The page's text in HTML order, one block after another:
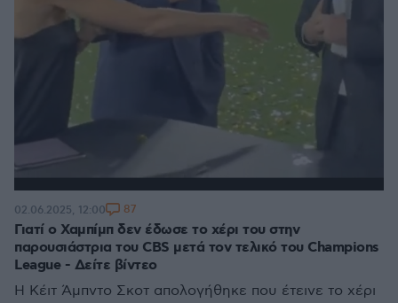
Γιατί ο Χαμπίμπ δεν έδωσε το χέρι του στην
παρουσιάστρια του CBS μετά τον τελικό του Champions
League - Δείτε βίντεο
Η Κέιτ Άμπντο Σκοτ απολογήθηκε που έτεινε το χέρι
02.06.2025, 12:00 87